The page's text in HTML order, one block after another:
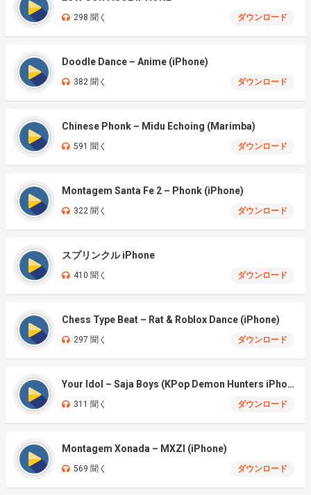
298 聞く ダウンロード
Doodle Dance – Anime (iPhone)
382 聞く ダウンロード
Chinese Phonk – Midu Echoing (Marimba)
591 聞く ダウンロード
Montagem Santa Fe 2 – Phonk (iPhone)
322 聞く ダウンロード
スプリンクル iPhone
410 聞く ダウンロード
Chess Type Beat – Rat & Roblox Dance (iPhone)
297 聞く ダウンロード
Your Idol – Saja Boys (KPop Demon Hunters iPhone)
311 聞く ダウンロード
Montagem Xonada – MXZI (iPhone)
569 聞く ダウンロード